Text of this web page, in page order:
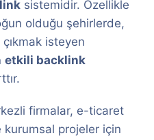
sistemidir. Özellikle
olduğu şehirlerde,
isteyen
etkili backlink
firmalar, e-ticaret
kurumsal projeler için